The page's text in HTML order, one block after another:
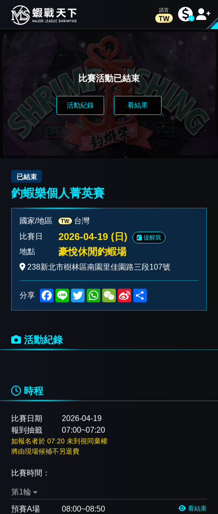
TW
比賽活動已結束
活動紀錄 看結果
已結束
釣蝦樂個人菁英賽
國家/地區 TW 台灣
比賽日
2026-04-19 (日) 提醒我
地點 豪悅休閒釣蝦場
238新北市樹林區南園里佳園路三段107號
分享
F
a
c
o
k
L
n
T
w
i
W
h
a
W
e
C
S
n
a
活動紀錄
時程
比賽日期
2026-04-19
報到抽籤
07:00~07:20
如報名者於 07:20 未到視同棄權
將由現場候補不另退費
比賽時間：
第1輪
預賽A場 08:00~08:50 看結果